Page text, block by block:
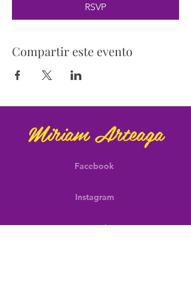
RSVP
Compartir este evento
Miriam Arteaga
Facebook
Instagram
E-mail